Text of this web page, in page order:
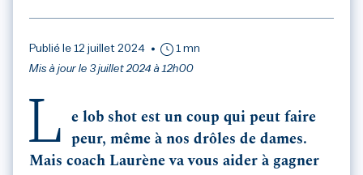
Publié le 12 juillet 2024
1 mn
Mis à jour le 3 juillet 2024 à 12h00
L
e lob shot est un coup qui peut faire
peur, même à nos drôles de dames.
Mais coach Laurène va vous aider à gagner